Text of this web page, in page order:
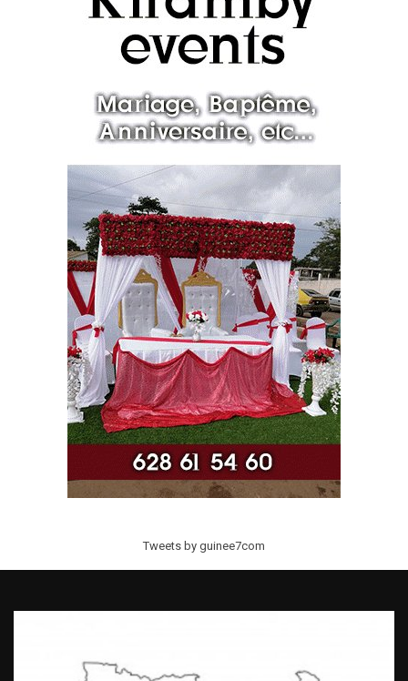
Tweets by guinee7com